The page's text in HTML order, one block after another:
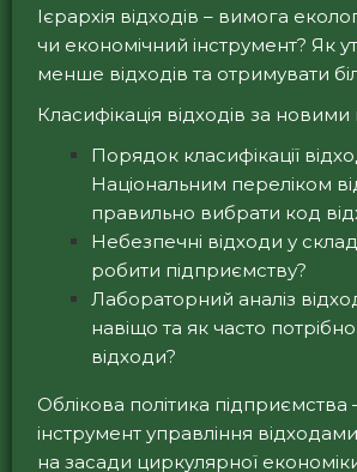
Ієрархія відходів – вимога
чи економічний інструмент? Як
менше відходів та отримувати
Класифікація відходів за
Порядок класифікації
Національним переліком
правильно вибрати код
Небезпечні відходи у
робити підприємству?
Лабораторний аналіз
навіщо та як часто
відходи?
Облікова політика підприємства
інструмент управління
на засади циркулярної